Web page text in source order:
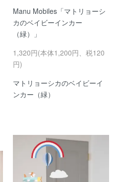
Manu Mobiles「マトリョーシ
カのベイビーインカー
（緑）」
1,320円(本体1,200円、税120
円)
マトリョーシカのベイビーイ
ンカー（緑）